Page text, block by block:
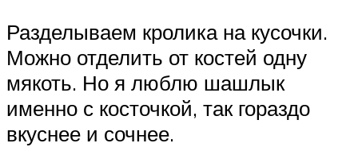
Разделываем кролика на кусочки.
Можно отделить от костей одну
мякоть. Но я люблю шашлык
именно с косточкой, так гораздо
вкуснее и сочнее.